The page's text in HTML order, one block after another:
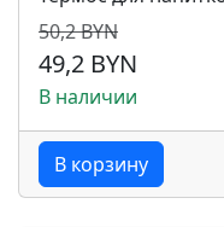
50,2 BYN
49,2 BYN
В наличии
В корзину